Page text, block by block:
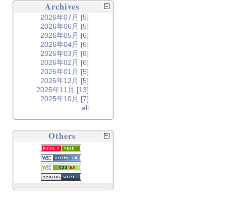
Archives
2026年07月 [5]
2026年06月 [5]
2026年05月 [6]
2026年04月 [6]
2026年03月 [8]
2026年02月 [6]
2026年01月 [5]
2025年12月 [5]
2025年11月 [13]
2025年10月 [7]
all
Others